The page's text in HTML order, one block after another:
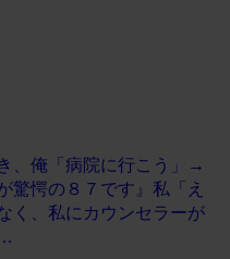
、俺「病院に行こう」→
驚愕の８７です』私「え
く、私にカウンセラーが